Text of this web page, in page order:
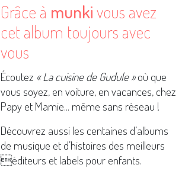
Grâce à munkivous avez
cet album toujours avec
vous
Écoutez « La cuisine de Gudule »où que
vous soyez, en voiture, en vacances, chez
Papy et Mamie... même sans réseau !
Découvrez aussi les centaines d’albums
de musique et d’histoires des meilleurs
éditeurs et labels pour enfants.